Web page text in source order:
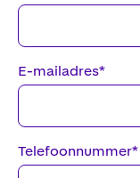
E-mailadres*
Telefoonnummer*